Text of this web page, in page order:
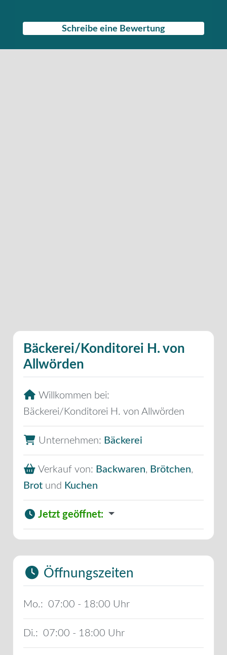
Schreibe eine Bewertung
Bäckerei/Konditorei H. von
Allwörden
Willkommen bei:
Bäckerei/Konditorei H. von Allwörden
Unternehmen: Bäckerei
Verkauf von: Backwaren, Brötchen,
Brot und Kuchen
Jetzt geöffnet:
Öffnungszeiten
Mo.: 07:00 - 18:00
Di.: 07:00 - 18:00